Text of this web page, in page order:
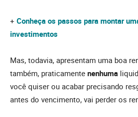
+ Conheça os passos para montar
investimentos
Mas, todavia, apresentam uma boa
também, praticamente nenhuma
você quiser ou acabar precisando
antes do vencimento, vai perder os